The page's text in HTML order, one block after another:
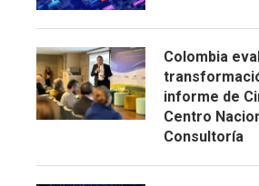
Colombia
informe de
Centro
Consultoría